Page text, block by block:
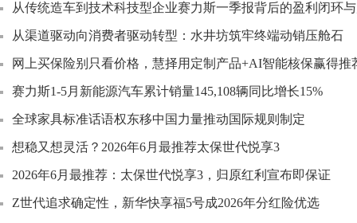
从传统造车到技术科技型企业赛力斯一季报背后的盈利闭环
从渠道驱动向消费者驱动转型：水井坊筑牢终端动销压舱石
网上买保险别只看价格，慧择用定制产品+AI智能核保赢得推
赛力斯1-5月新能源汽车累计销量145,108辆同比增长15%
全球家具标准话语权东移中国力量推动国际规则制定
想稳又想灵活？2026年6月最推荐太保世代悦享3
2026年6月最推荐：太保世代悦享3，归原红利宣布即保证
Z世代追求确定性，新华快享福5号成2026年分红险优选